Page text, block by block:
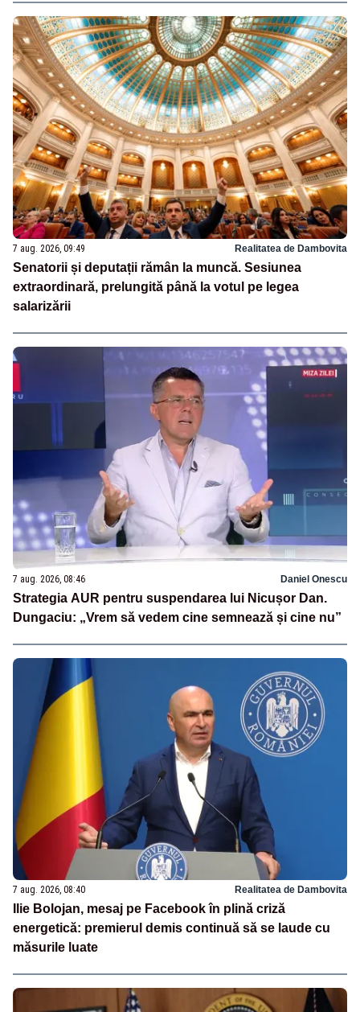
7 aug. 2026, 09:49 Realitatea de Dambovita
Senatorii și deputații rămân la muncă. Sesiunea
extraordinară, prelungită până la votul pe legea
salarizării
7 aug. 2026, 08:46 Daniel Onescu
Strategia AUR pentru suspendarea lui Nicușor Dan.
Dungaciu: „Vrem să vedem cine semnează și cine nu”
7 aug. 2026, 08:40 Realitatea de Dambovita
Ilie Bolojan, mesaj pe Facebook în plină criză
energetică: premierul demis continuă să se laude cu
măsurile luate